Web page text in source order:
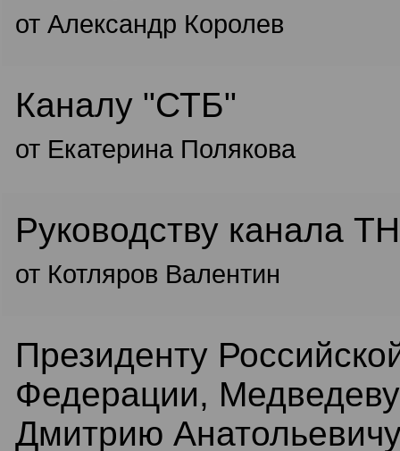
от Александр Королев
Каналу "СТБ"
от Екатерина Полякова
Руководству канала
от Котляров Валентин
Президенту
Федерации, Медведеву
Дмитрию